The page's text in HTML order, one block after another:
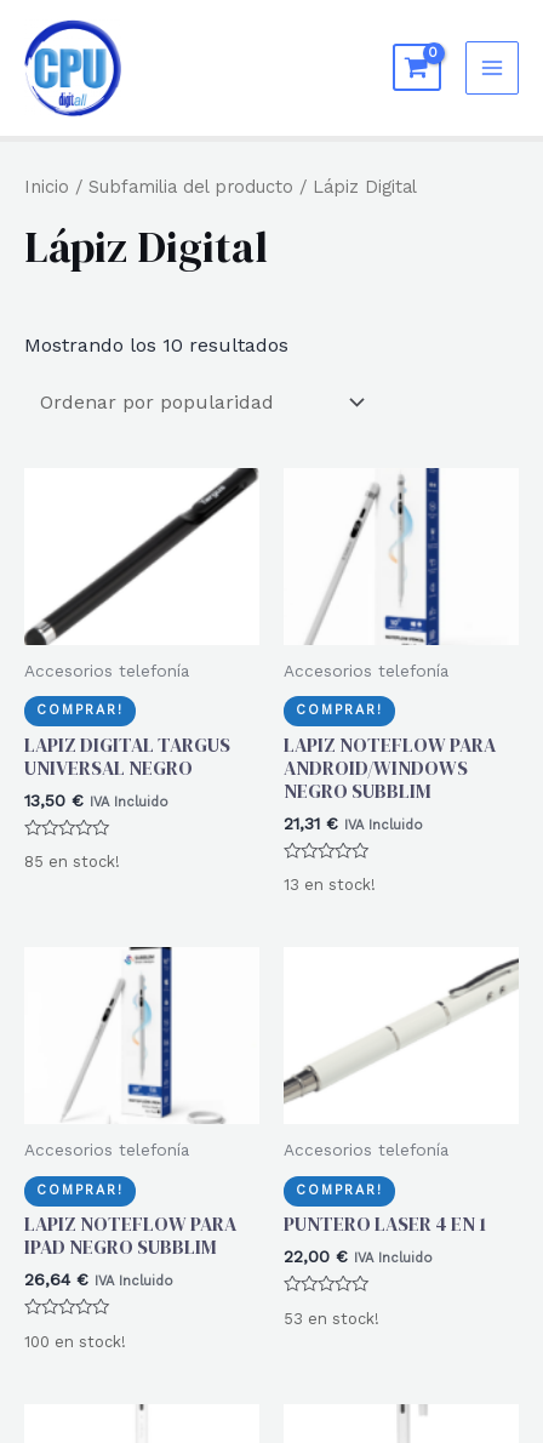
contenido
Inicio / Subfamilia del producto / Lápiz Digital
Lápiz Digital
Mostrando los 10 resultados
Accesorios telefonía
COMPRAR!
LAPIZ DIGITAL TARGUS
UNIVERSAL NEGRO
13,50 € IVA Incluido
con
85 en stock!
Accesorios telefonía
COMPRAR!
LAPIZ NOTEFLOW PARA
ANDROID/WINDOWS
NEGRO SUBBLIM
21,31 € IVA Incluido
con
13 en stock!
Accesorios telefonía
COMPRAR!
LAPIZ NOTEFLOW PARA
IPAD NEGRO SUBBLIM
26,64 € IVA Incluido
con
100 en stock!
Accesorios telefonía
COMPRAR!
PUNTERO LASER 4 EN 1
22,00 € IVA Incluido
con
53 en stock!